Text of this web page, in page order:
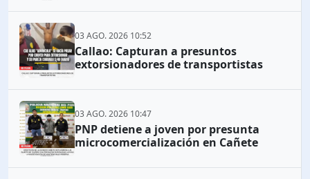
03 AGO. 2026 10:52
Callao: Capturan a presuntos
extorsionadores de transportistas
03 AGO. 2026 10:47
PNP detiene a joven por presunta
microcomercialización en Cañete